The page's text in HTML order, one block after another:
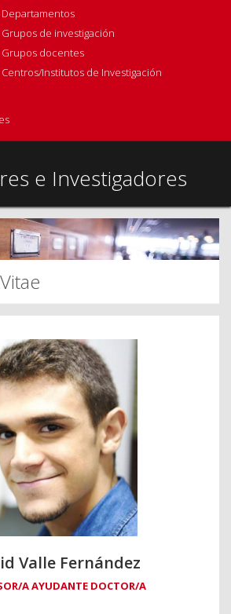
Departamentos
Grupos de investigación
Grupos docentes
Centros/Institutos de Investigación
e Investigadores
Valle Fernández
A AYUDANTE DOCTOR/A